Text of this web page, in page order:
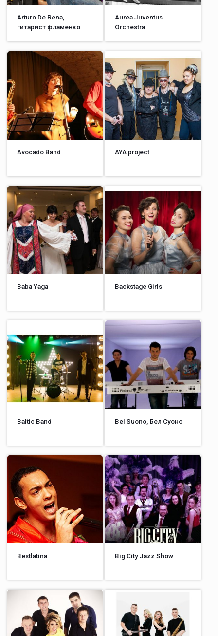
Arturo De Rena,
гитарист фламенко
Aurea Juventus
Orchestra
Avocado Band AYA project
Baba Yaga Backstage Girls
Baltic Band Bel Suono, Бел Суоно
Bestlatina Big City Jazz Show